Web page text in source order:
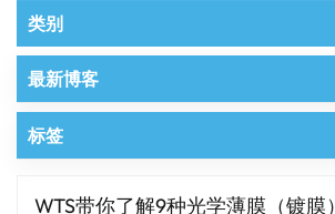
类别
最新博客
标签
WTS带你了解9种光学薄膜（镀膜）